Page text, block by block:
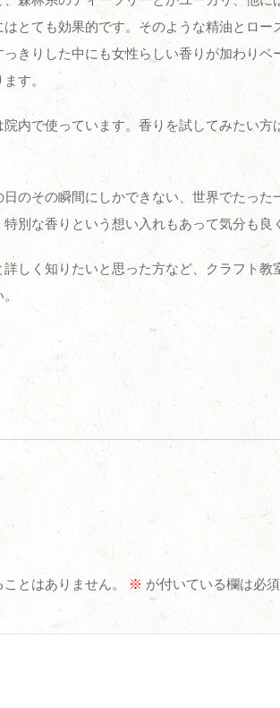
とても効果的です。そのような精油とロー
きりした中にも女性らしい香りが加わりベ
す。
内で使っています。香りを試してみたい方
のその瞬間にしかできない、世界でたった
別な香りという想い入れもあって気分も良
しく知りたいと思った方など、クラフト教
とはありません。 ※ が付いている欄は必